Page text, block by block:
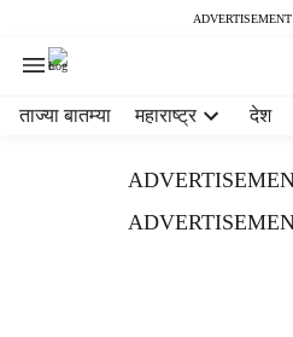
ताज्या बातम्या महाराष्ट्र देश